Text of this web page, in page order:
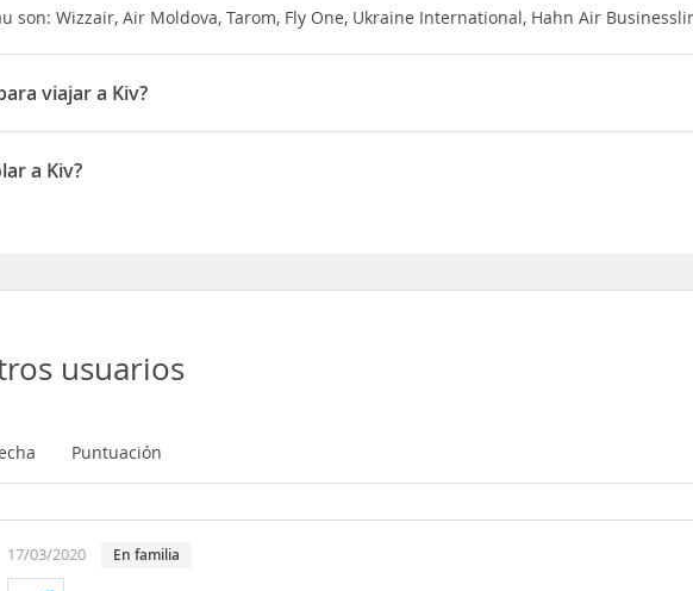
son: Wizzair, Air Moldova, Tarom, Fly One, Ukraine International, Hahn Air
viajar a Kiv?
son Abril, Septiembre, Agosto
a Kiv?
usuarios
Puntuación
17/03/2020 en familia